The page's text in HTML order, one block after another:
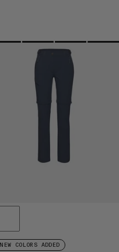
NEW COLORS ADDED